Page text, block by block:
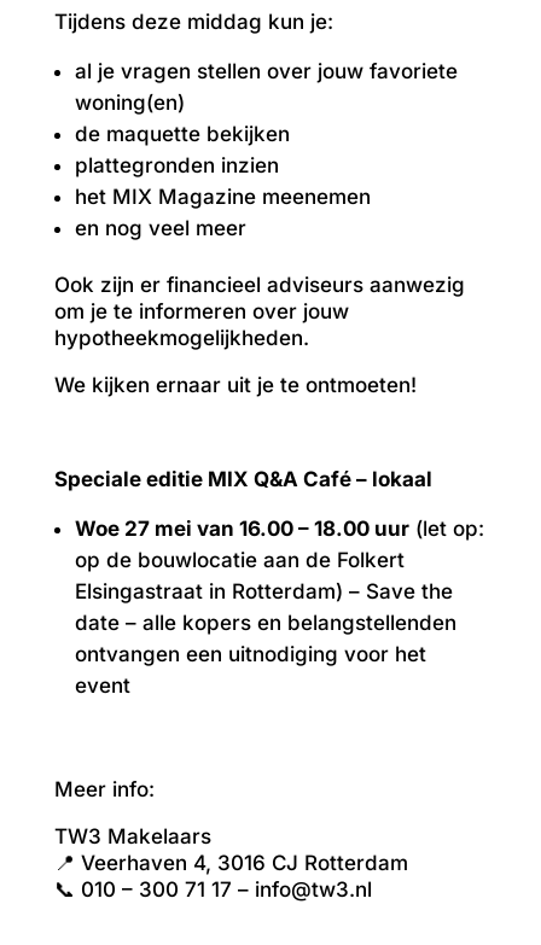
Tijdens deze middag kun je:
al je vragen stellen over jouw favoriete
woning(en)
de maquette bekijken
plattegronden inzien
het MIX Magazine meenemen
en nog veel meer
Ook zijn er financieel adviseurs aanwezig
om je te informeren over jouw
hypotheekmogelijkheden.
We kijken ernaar uit je te ontmoeten!
Speciale editie MIX Q&A Café – lokaal
Woe 27 mei van 16.00 – 18.00 uur(let op:
op de bouwlocatie aan de Folkert
Elsingastraat in Rotterdam) – Save the
date – alle kopers en belangstellenden
ontvangen een uitnodiging voor het
event
Meer info:
TW3 Makelaars
📍 Veerhaven 4, 3016 CJ Rotterdam
📞 010 – 300 71 17 – info@tw3.nl